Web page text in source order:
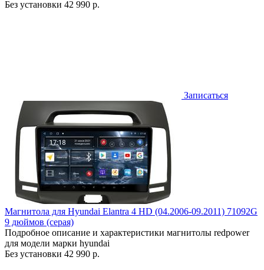
Без установки 42 990 р.
Записаться
Магнитола для Hyundai Elantra 4 HD (04.2006-09.2011) 71092G
9 дюймов (серая)
Подробное описание и характеристики магнитолы redpower
для модели марки hyundai
Без установки 42 990 р.